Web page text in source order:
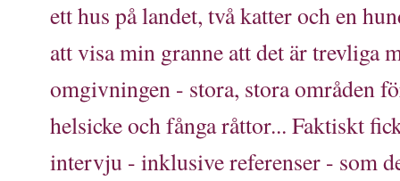
ett hus på landet, två katter och en
att visa min granne att det är trevliga
omgivningen - stora, stora områden
helsicke och fånga råttor... Faktiskt
intervju - inklusive referenser - som